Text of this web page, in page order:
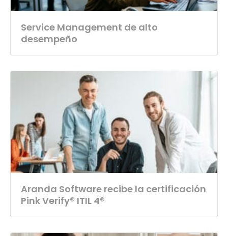
Service Management de alto
desempeño
Aranda Software recibe la certificación
Pink Verify® ITIL 4®